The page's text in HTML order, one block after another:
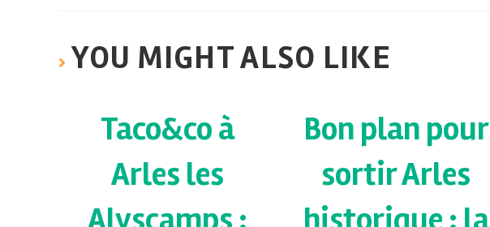
YOU MIGHT ALSO LIKE
Taco&co à
Arles les
Bon plan pour
sortir Arles